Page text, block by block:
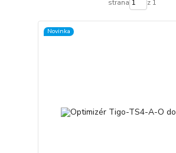
strana z 1
Novinka